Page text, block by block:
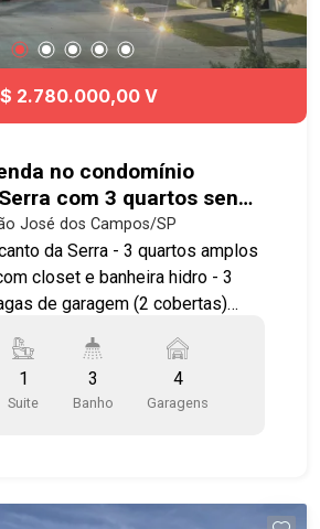
2.780.000,00 V
no condomínio
com 3 quartos sendo
- Urbanova - SJC
José dos Campos/SP
da Serra - 3 quartos amplos
closet e banheira hidro - 3
de garagem (2 cobertas)
de jantar e sala de estar -
com armários planejados -
com coifa - Piscina
na sala e na suíte -
1
Suite
3
Banho
4
Garagens